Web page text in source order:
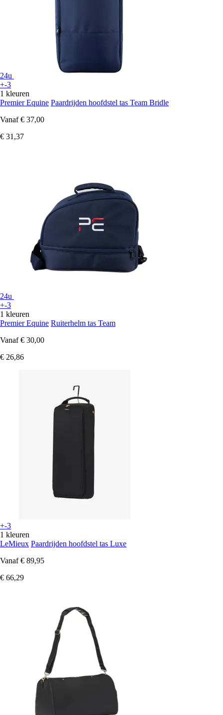
24u
+-3
1 kleuren
Premier Equine Paardrijden hoofdstel tas Team Bridle
Vanaf € 37,00
€ 31,37
24u
+-3
1 kleuren
Premier Equine Ruiterhelm tas Team
Vanaf € 30,00
€ 26,86
+-3
1 kleuren
LeMieux Paardrijden hoofdstel tas Luxe
Vanaf € 89,95
€ 66,29